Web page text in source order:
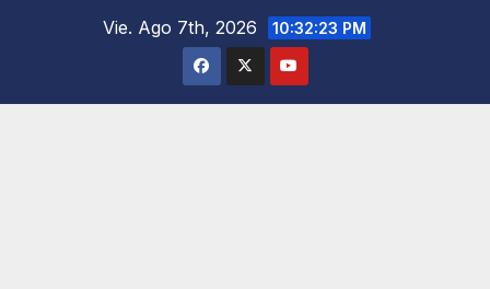
Vie. Ago 7th, 2026 10:32:24 PM